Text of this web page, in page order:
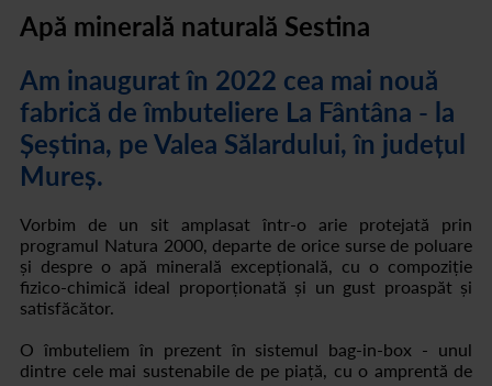
Apă minerală naturală Sestina
Am inaugurat în 2022 cea mai nouă
fabrică de îmbuteliere La Fântâna - la
Șeștina, pe Valea Sălardului, în județul
Mureș.
Vorbim de un sit amplasat într-o arie protejată prin
programul Natura 2000, departe de orice surse de poluare
și despre o apă minerală excepțională, cu o compoziție
fizico-chimică ideal proporționată și un gust proaspăt și
satisfăcător.
O îmbuteliem în prezent în sistemul bag-in-box - unul
dintre cele mai sustenabile de pe piață, cu o amprentă de